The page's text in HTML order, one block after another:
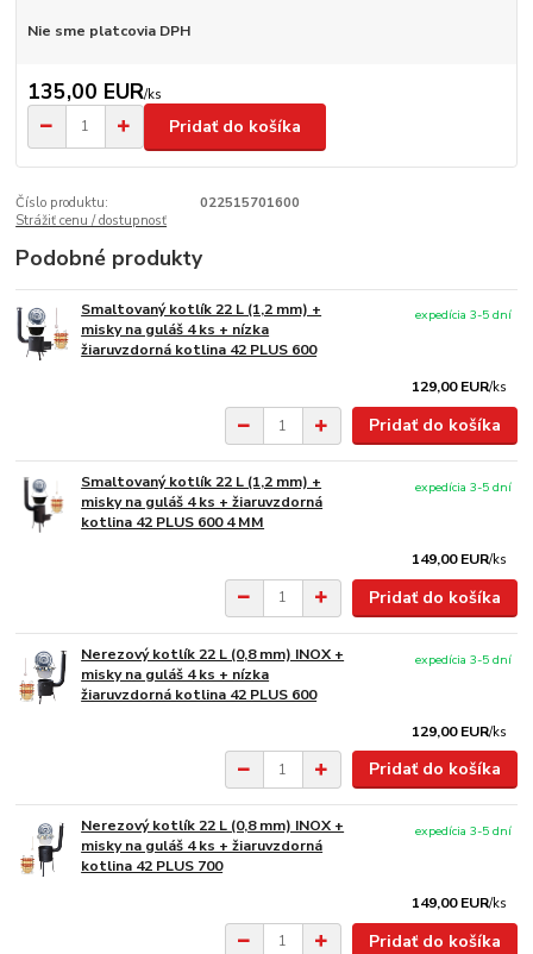
Nie sme platcovia DPH
135,00 EUR/ks
Pridať do košíka
Číslo produktu:
022515701600
Strážiť cenu / dostupnosť
Podobné produkty
Smaltovaný kotlík 22 L (1,2 mm) +
misky na guláš 4 ks + nízka
žiaruvzdorná kotlina 42 PLUS 600
129,00 EUR/ks
expedícia 3-5 dní
Pridať do košíka
Smaltovaný kotlík 22 L (1,2 mm) +
misky na guláš 4 ks + žiaruvzdorná
kotlina 42 PLUS 600 4 MM
149,00 EUR/ks
expedícia 3-5 dní
Pridať do košíka
Nerezový kotlík 22 L (0,8 mm) INOX +
misky na guláš 4 ks + nízka
žiaruvzdorná kotlina 42 PLUS 600
129,00 EUR/ks
expedícia 3-5 dní
Pridať do košíka
Nerezový kotlík 22 L (0,8 mm) INOX +
misky na guláš 4 ks + žiaruvzdorná
kotlina 42 PLUS 700
149,00 EUR/ks
expedícia 3-5 dní
Pridať do košíka